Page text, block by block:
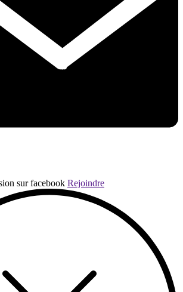
sur facebook Rejoindre